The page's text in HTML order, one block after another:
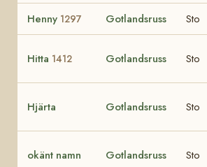
Henny 1297 Gotlandsruss Sto
Hitta 1412 Gotlandsruss Sto
Hjärta Gotlandsruss Sto
okänt namn Gotlandsruss Sto